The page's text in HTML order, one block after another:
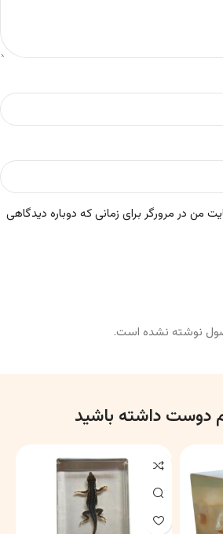
نوشته نشده است.
من در مرورگر برای زمانی که دوباره دیدگاهی
دوست داشته باشید